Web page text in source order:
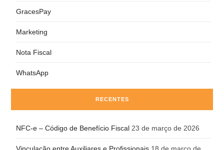
GracesPay
Marketing
Nota Fiscal
WhatsApp
RECENTES
NFC-e – Código de Benefício Fiscal 23 de março de 2026